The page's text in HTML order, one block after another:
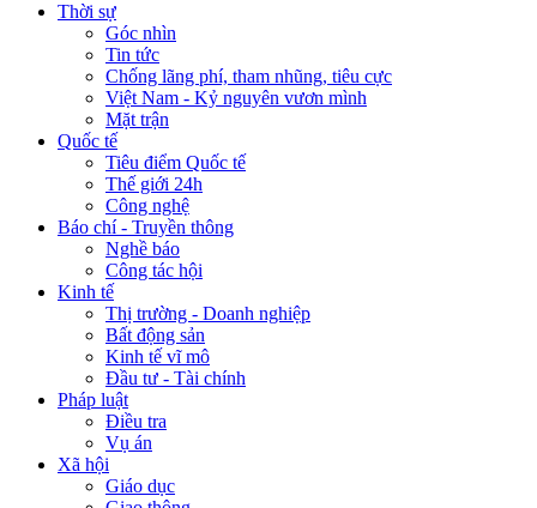
Thời sự
Góc nhìn
Tin tức
Chống lãng phí, tham nhũng, tiêu cực
Việt Nam - Kỷ nguyên vươn mình
Mặt trận
Quốc tế
Tiêu điểm Quốc tế
Thế giới 24h
Công nghệ
Báo chí - Truyền thông
Nghề báo
Công tác hội
Kinh tế
Thị trường - Doanh nghiệp
Bất động sản
Kinh tế vĩ mô
Đầu tư - Tài chính
Pháp luật
Điều tra
Vụ án
Xã hội
Giáo dục